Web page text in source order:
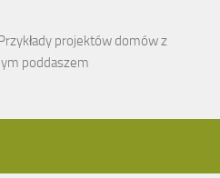
projektów domów z
poddaszem